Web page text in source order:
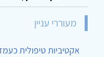
מעוררי עניין
אקטיביות טיפולית